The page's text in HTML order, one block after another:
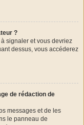
?
signaler et vous devriez
dessus, vous accéderez
de rédaction de
messages et de les
le panneau de